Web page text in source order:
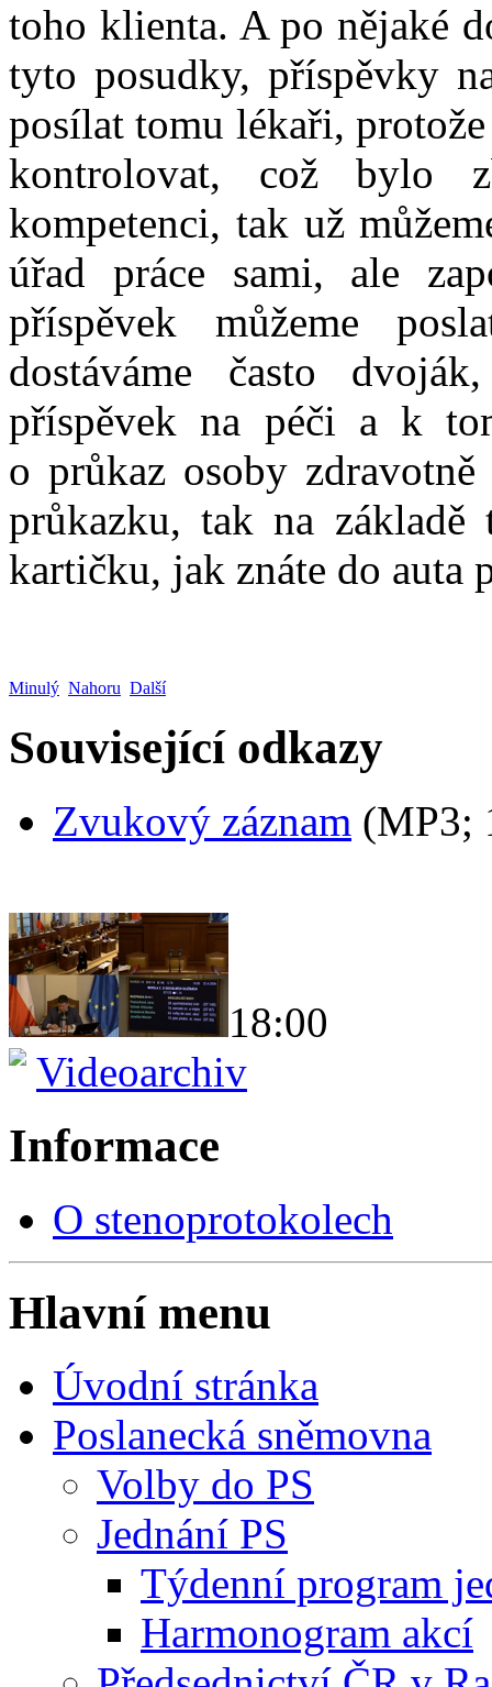
toho klienta. A po nějaké
tyto posudky, příspěvky
posílat tomu lékaři,
kontrolovat, což bylo
kompetenci, tak už
úřad práce sami, ale
příspěvek můžeme
dostáváme často
příspěvek na péči a k
o průkaz osoby
průkazku, tak na
kartičku, jak znáte do auta
Minulý Nahoru Další
Související odkazy
Zvukový záznam (MP3;
18:00
Videoarchiv
Informace
O stenoprotokolech
Hlavní menu
Úvodní stránka
Poslanecká sněmovna
Volby do PS
Jednání PS
Týdenní program
Harmonogram akcí